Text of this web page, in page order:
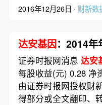
2016年12月26日 · 财新数
达安基因：2014年
证券时报网消息 达安
每股收益(元) 0.28 净
由证券时报网授权财
得部分或全文翻印